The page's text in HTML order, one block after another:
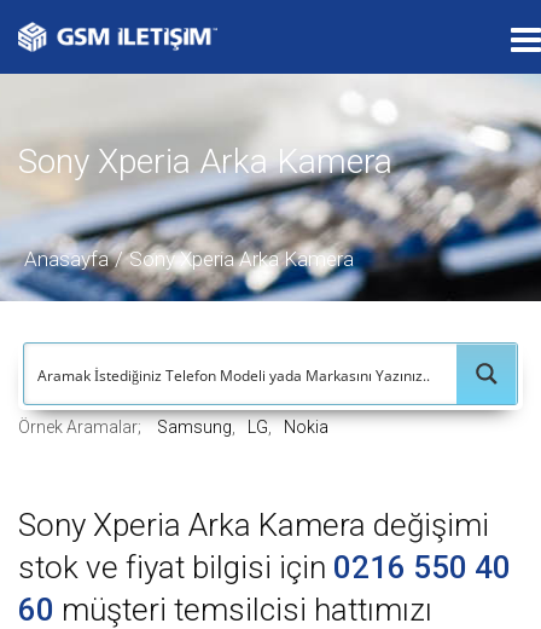
T
o
g
l
e
n
a
Sony Xperia Arka Kamera
Anasayfa Sony Xperia Arka Kamera
Örnek Aramalar; Samsung LG Nokia
Sony Xperia Arka Kamera değişimi
stok ve fiyat bilgisi için 0216 550 40
60 müşteri temsilcisi hattımızı